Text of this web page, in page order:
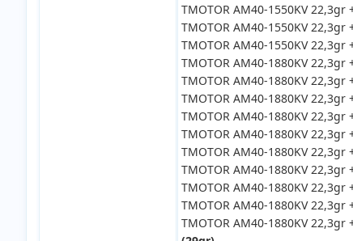
TMOTOR AM40-1550KV
TMOTOR AM40-1550KV
TMOTOR AM40-1550KV 22,3gr
TMOTOR AM40-1880KV
TMOTOR AM40-1880KV
TMOTOR AM40-1880KV
TMOTOR AM40-1880KV
TMOTOR AM40-1880KV
TMOTOR AM40-1880KV
TMOTOR AM40-1880KV
TMOTOR AM40-1880KV
TMOTOR AM40-1880KV 22,3gr
TMOTOR AM40-1880KV